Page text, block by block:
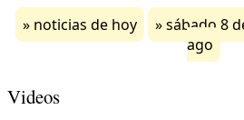
noticias de hoy sábado 8
ago
Videos